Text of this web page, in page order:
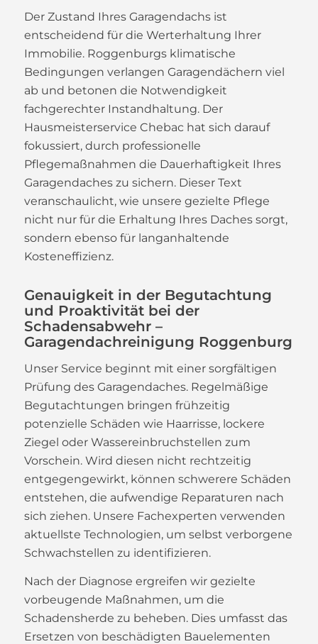
Der Zustand Ihres Garagendachs ist
entscheidend für die Werterhaltung Ihrer
Immobilie. Roggenburgs klimatische
Bedingungen verlangen Garagendächern viel
ab und betonen die Notwendigkeit
fachgerechter Instandhaltung. Der
Hausmeisterservice Chebac hat sich darauf
fokussiert, durch professionelle
Pflegemaßnahmen die Dauerhaftigkeit Ihres
Garagendaches zu sichern. Dieser Text
veranschaulicht, wie unsere gezielte Pflege
nicht nur für die Erhaltung Ihres Daches sorgt,
sondern ebenso für langanhaltende
Kosteneffizienz.
Genauigkeit in der Begutachtung
und Proaktivität bei der
Schadensabwehr –
Garagendachreinigung Roggenburg
Unser Service beginnt mit einer sorgfältigen
Prüfung des Garagendaches. Regelmäßige
Begutachtungen bringen frühzeitig
potenzielle Schäden wie Haarrisse, lockere
Ziegel oder Wassereinbruchstellen zum
Vorschein. Wird diesen nicht rechtzeitig
entgegengewirkt, können schwerere Schäden
entstehen, die aufwendige Reparaturen nach
sich ziehen. Unsere Fachexperten verwenden
aktuellste Technologien, um selbst verborgene
Schwachstellen zu identifizieren.
Nach der Diagnose ergreifen wir gezielte
vorbeugende Maßnahmen, um die
Schadensherde zu beheben. Dies umfasst das
Ersetzen von beschädigten Bauelementen